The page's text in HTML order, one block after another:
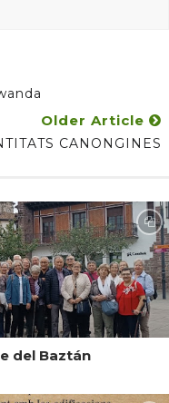
Older Article
CANONGINES
del Baztán